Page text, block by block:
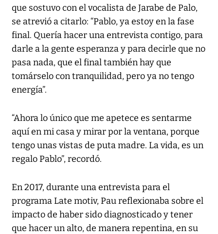
que sostuvo con el vocalista de Jarabe de Palo,
se atrevió a citarlo: “Pablo, ya estoy en la fase
final. Quería hacer una entrevista contigo, para
darle a la gente esperanza y para decirle que no
pasa nada, que el final también hay que
tomárselo con tranquilidad, pero ya no tengo
energía”.
“Ahora lo único que me apetece es sentarme
aquí en mi casa y mirar por la ventana, porque
tengo unas vistas de puta madre. La vida, es un
regalo Pablo”, recordó.
En 2017, durante una entrevista para el
programa Late motiv, Pau reflexionaba sobre el
impacto de haber sido diagnosticado y tener
que hacer un alto, de manera repentina, en su